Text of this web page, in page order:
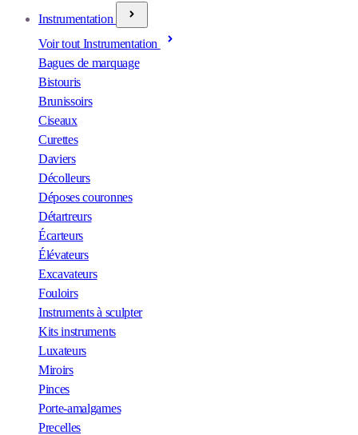
Instrumentation
Voir tout Instrumentation
Bagues de marquage
Bistouris
Brunissoirs
Ciseaux
Curettes
Daviers
Décolleurs
Déposes couronnes
Détartreurs
Écarteurs
Élévateurs
Excavateurs
Fouloirs
Instruments à sculpter
Kits instruments
Luxateurs
Miroirs
Pinces
Porte-amalgames
Precelles